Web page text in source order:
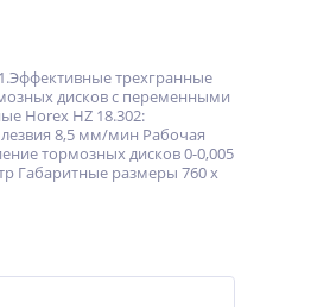
трехгранные
дисков с переменными
Horex HZ 18.302:
8,5 мм/мин Рабочая
тормозных дисков 0-0,005
Габаритные размеры 760 x